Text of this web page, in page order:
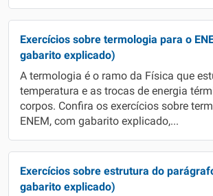
Exercícios sobre termologia para o
gabarito explicado)
A termologia é o ramo da Física que
temperatura e as trocas de energia
corpos. Confira os exercícios sobre
ENEM, com gabarito explicado,...
Exercícios sobre estrutura do
gabarito explicado)